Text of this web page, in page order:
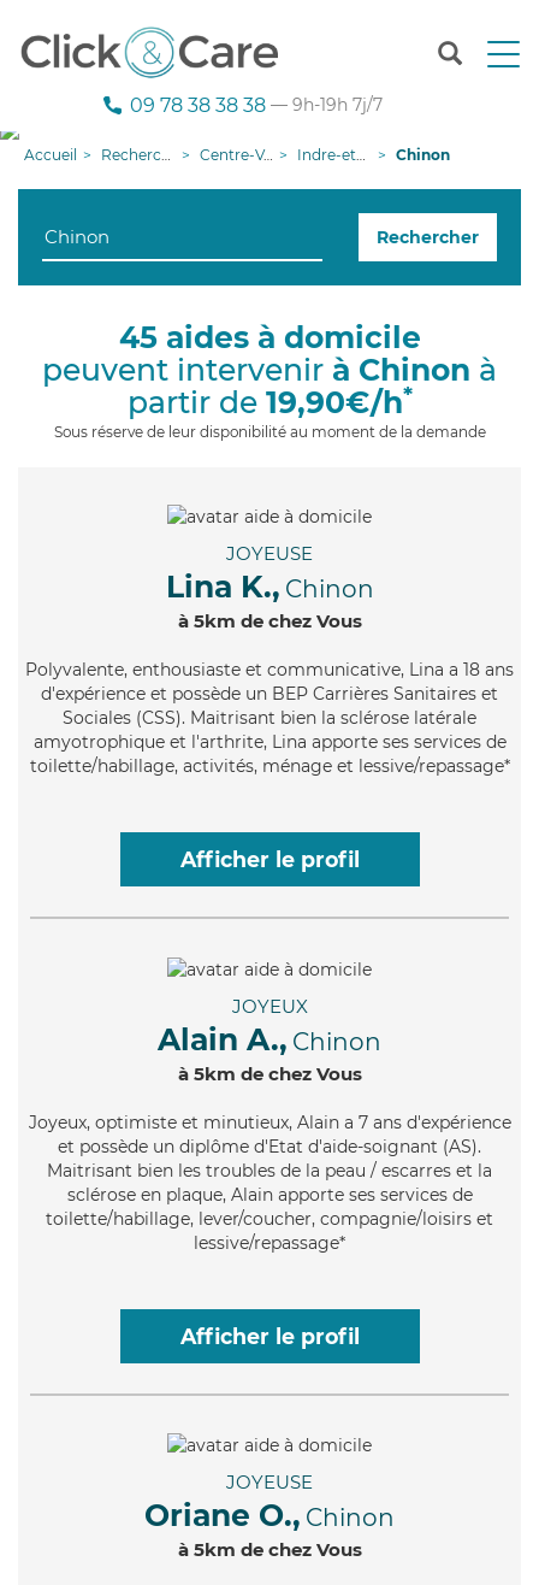
T
n
g
09 78 38 38 38 — 9h-19h 7j/7
Accueil Recherche aide à domicile Centre-Val de Loire Indre-et-Loire Chinon
Rechercher
45 aides à domicile
peuvent intervenir à Chinon à
partir de 19,90€/h*
Sous réserve de leur disponibilité au moment de la demande
JOYEUSE
Lina K., Chinon
à 5km de chez Vous
Polyvalente, enthousiaste et communicative, Lina a 18 ans
d'expérience et possède un BEP Carrières Sanitaires et
Sociales (CSS). Maitrisant bien la sclérose latérale
amyotrophique et l'arthrite, Lina apporte ses services de
toilette/habillage, activités, ménage et lessive/repassage*
Afficher le profil
JOYEUX
Alain A., Chinon
à 5km de chez Vous
Joyeux, optimiste et minutieux, Alain a 7 ans d'expérience
et possède un diplôme d'Etat d'aide-soignant (AS).
Maitrisant bien les troubles de la peau / escarres et la
sclérose en plaque, Alain apporte ses services de
toilette/habillage, lever/coucher, compagnie/loisirs et
lessive/repassage*
Afficher le profil
JOYEUSE
Oriane O., Chinon
à 5km de chez Vous